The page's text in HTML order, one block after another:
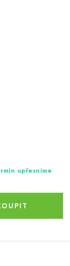
upřesníme